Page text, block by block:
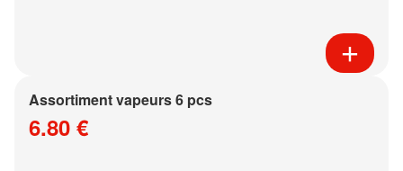
Assortiment vapeurs 6 pcs
6.80 €